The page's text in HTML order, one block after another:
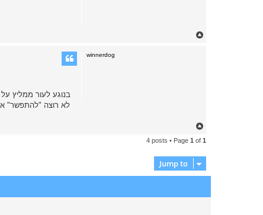
winnerdog
בנוגע לעור ממליץ
לא רוצה "להתפשר"
p
4 posts • Page 1 of 1
Jump to